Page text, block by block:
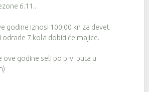
6.11..
godine iznosi 100,00 kn za devet
odrade 7.kola dobiti će majice.
ove godine seli po prvi puta u